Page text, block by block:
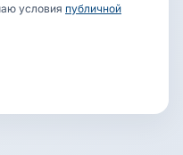
условия публичной